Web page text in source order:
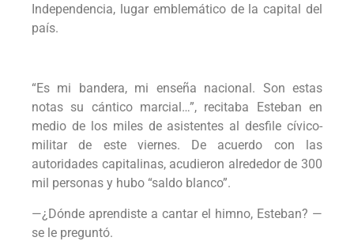
Independencia, lugar emblemático de la capital del
país.
“Es mi bandera, mi enseña nacional. Son estas
notas su cántico marcial…”, recitaba Esteban en
medio de los miles de asistentes al desfile cívico-
militar de este viernes. De acuerdo con las
autoridades capitalinas, acudieron alrededor de 300
mil personas y hubo “saldo blanco”.
—¿Dónde aprendiste a cantar el himno, Esteban? —
se le preguntó.